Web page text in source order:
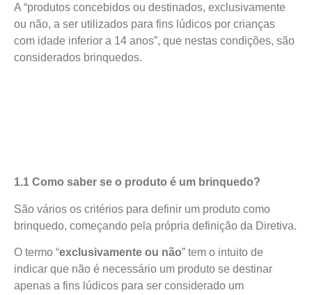
A “produtos concebidos ou destinados, exclusivamente
ou não, a ser utilizados para fins lúdicos por crianças
com idade inferior a 14 anos”, que nestas condições, são
considerados brinquedos.
1.1 Como saber se o produto é um brinquedo?
São vários os critérios para definir um produto como
brinquedo, começando pela própria definição da Diretiva.
O termo “exclusivamente ou não” tem o intuito de
indicar que não é necessário um produto se destinar
apenas a fins lúdicos para ser considerado um